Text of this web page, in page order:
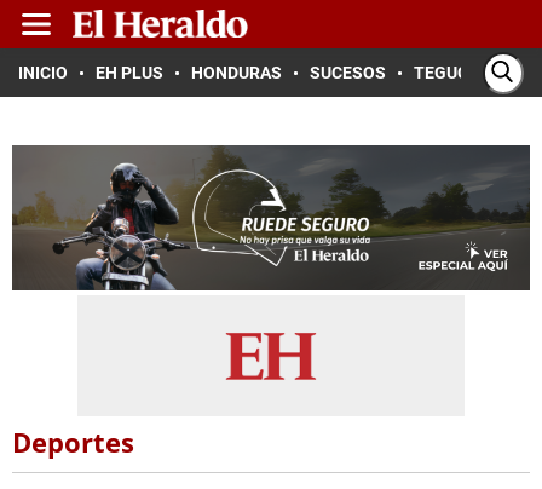
INICIO EH PLUS HONDURAS SUCESOS TEGUCIGALPA
Deportes